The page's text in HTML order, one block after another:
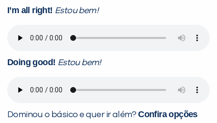
I’m all right! Estou bem!
Doing good! Estou bem!
Dominou o básico e quer ir além?Confira opções